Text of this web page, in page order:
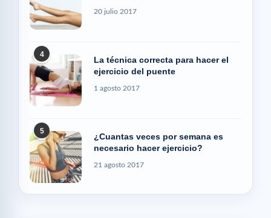
20 julio 2017
4
La técnica correcta para hacer el
ejercicio del puente
1 agosto 2017
5
¿Cuantas veces por semana es
necesario hacer ejercicio?
21 agosto 2017